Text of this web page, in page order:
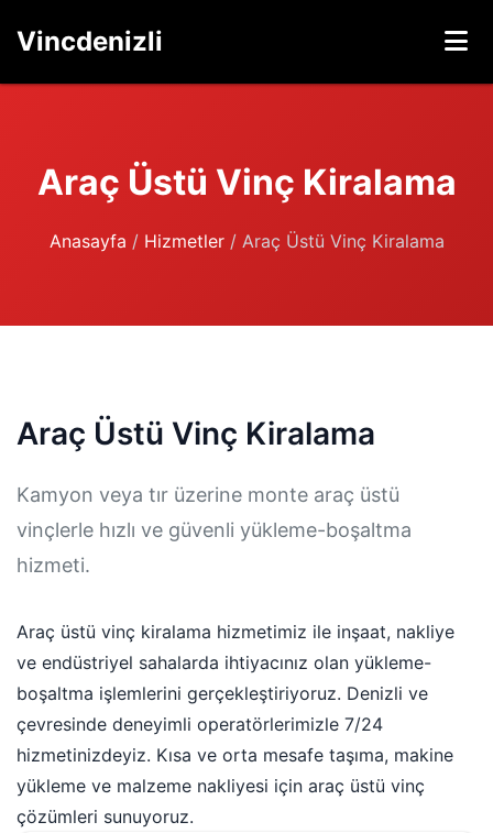
Vincdenizli
Araç Üstü Vinç Kiralama
Anasayfa / Hizmetler/ Araç Üstü Vinç Kiralama
Araç Üstü Vinç Kiralama
Kamyon veya tır üzerine monte araç üstü
vinçlerle hızlı ve güvenli yükleme-boşaltma
hizmeti.
Araç üstü vinç kiralama hizmetimiz ile inşaat, nakliye
ve endüstriyel sahalarda ihtiyacınız olan yükleme-
boşaltma işlemlerini gerçekleştiriyoruz. Denizli ve
çevresinde deneyimli operatörlerimizle 7/24
hizmetinizdeyiz. Kısa ve orta mesafe taşıma, makine
yükleme ve malzeme nakliyesi için araç üstü vinç
çözümleri sunuyoruz.